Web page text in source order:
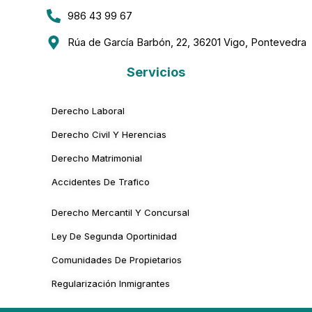
986 43 99 67
Rúa de García Barbón, 22, 36201 Vigo, Pontevedra
Servicios
Derecho Laboral
Derecho Civil Y Herencias
Derecho Matrimonial
Accidentes De Trafico
Derecho Mercantil Y Concursal
Ley De Segunda Oportinidad
Comunidades De Propietarios
Regularización Inmigrantes